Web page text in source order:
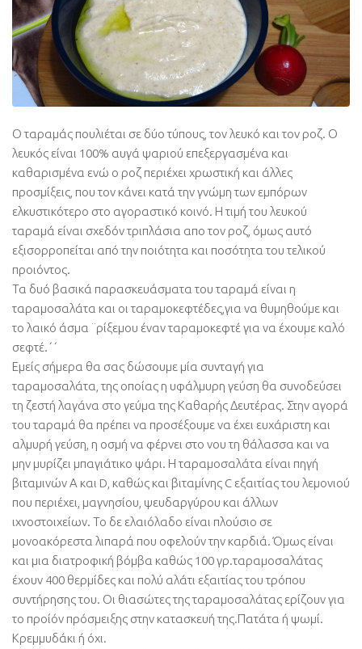
Ο ταραμάς πουλιέται σε δύο τύπους, τον λευκό και τον ροζ. Ο
λευκός είναι 100% αυγά ψαριού επεξεργασμένα και
καθαρισμένα ενώ ο ροζ περιέχει χρωστική και άλλες
προσμίξεις, που τον κάνει κατά την γνώμη των εμπόρων
ελκυστικότερο στο αγοραστικό κοινό. Η τιμή του λευκού
ταραμά είναι σχεδόν τριπλάσια απο τον ροζ, όμως αυτό
εξισορροπείται από την ποιότητα και ποσότητα του τελικού
προιόντος.
Τα δυό βασικά παρασκευάσματα του ταραμά είναι η
ταραμοσαλάτα και οι ταραμοκεφτέδες,για να θυμηθούμε και
το λαικό άσμα ¨ρίξεμου έναν ταραμοκεφτέ για να έχουμε καλό
σεφτέ.΄΄
Εμείς σήμερα θα σας δώσουμε μία συνταγή για
ταραμοσαλάτα, της οποίας η υφάλμυρη γεύση θα συνοδεύσει
τη ζεστή λαγάνα στο γεύμα της Καθαρής Δευτέρας. Στην αγορά
του ταραμά θα πρέπει να προσέξουμε να έχει ευχάριστη και
αλμυρή γεύση, η οσμή να φέρνει στο νου τη θάλασσα και να
μην μυρίζει μπαγιάτικο ψάρι. Η ταραμοσαλάτα είναι πηγή
βιταμινών Α και D, καθώς και βιταμίνης C εξαιτίας του λεμονιού
που περιέχει, μαγνησίου, ψευδαργύρου και άλλων
ιχνοστοιχείων. Το δε ελαιόλαδο είναι πλούσιο σε
μονοακόρεστα λιπαρά που οφελούν την καρδιά. Όμως είναι
και μια διατροφική βόμβα καθώς 100 γρ.ταραμοσαλάτας
έχουν 400 θερμίδες και πολύ αλάτι εξαιτίας του τρόπου
συντήρησης του. Οι θιασώτες της ταραμοσαλάτας ερίζουν για
το προίόν πρόσμειξης στην κατασκευή της.Πατάτα ή ψωμί.
Κρεμμυδάκι ή όχι.